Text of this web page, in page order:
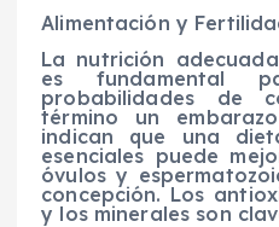
Alimentación y
La nutrición
es fundamental
probabilidades de
término un
indican que una
esenciales puede
óvulos y
concepción. Los
y los minerales son